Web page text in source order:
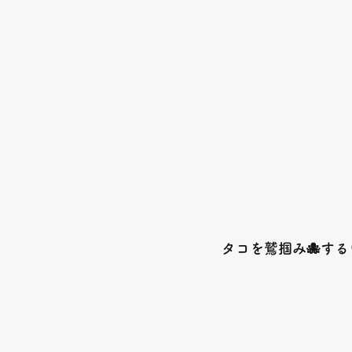
タコを鷲掴み🐙す